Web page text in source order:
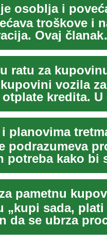
troškove i
Ovaj članak
ratu za
vozila
kredita. U
podrazumeva
kako bi
pametnu
sada, plati
da se ubrza